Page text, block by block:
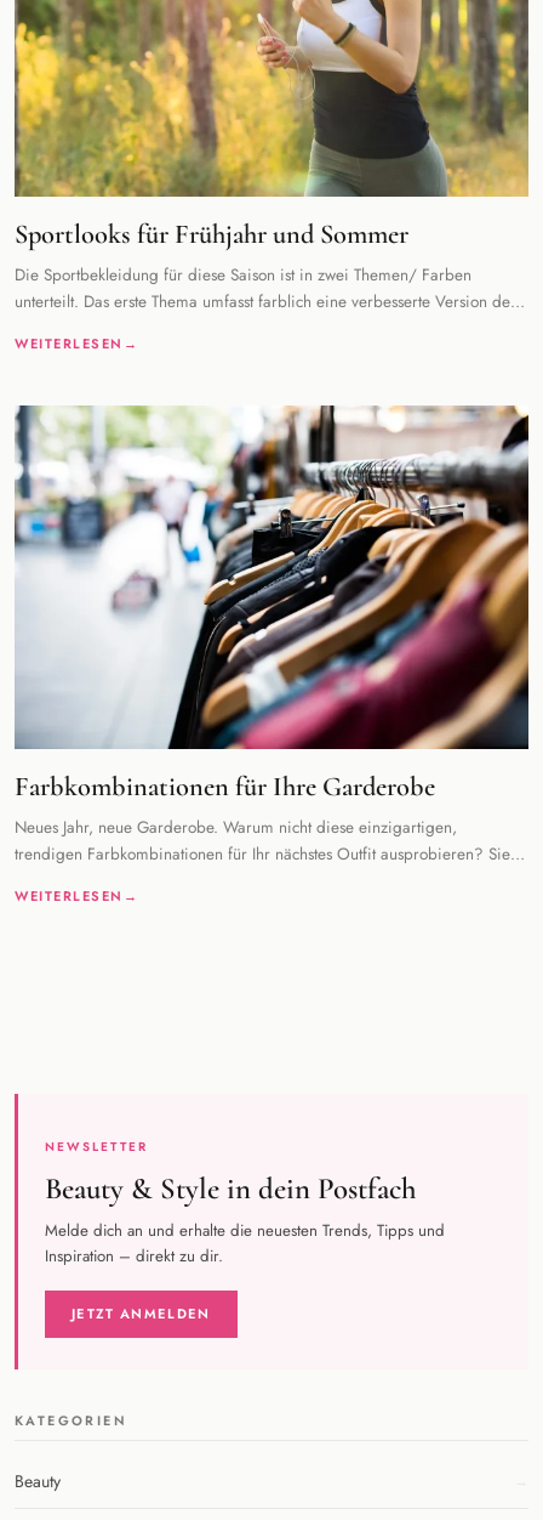
Sportlooks für Frühjahr und Sommer
Die Sportbekleidung für diese Saison ist in zwei Themen/ Farben
unterteilt. Das erste Thema umfasst farblich eine verbesserte Version der
WEITERLESEN
Farbkombinationen für Ihre Garderobe
Neues Jahr, neue Garderobe. Warum nicht diese einzigartigen,
trendigen Farbkombinationen für Ihr nächstes Outfit ausprobieren? Sie
WEITERLESEN
NEWSLETTER
Beauty & Style in dein Postfach
Melde dich an und erhalte die neuesten Trends, Tipps und
Inspiration – direkt zu dir.
JETZT ANMELDEN
KATEGORIEN
Beauty